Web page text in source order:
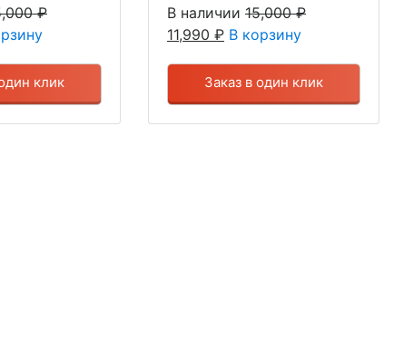
₽
клик
В наличии 15,000₽
11,990 ₽ В корзину
Заказ в один клик